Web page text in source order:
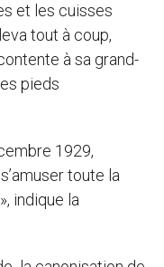
et les cuisses
tout à coup,
à sa grand-
pieds
1929,
toute la
indique la